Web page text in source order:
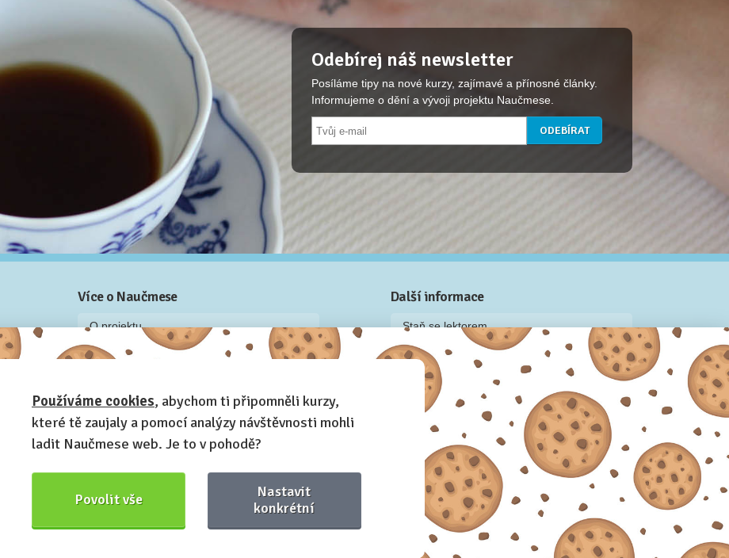
Odebírej náš newsletter
Posíláme tipy na nové kurzy, zajímavé a přínosné články.
Informujeme o dění a vývoji projektu Naučmese.
Více o Naučmese
O projektu
Blog: recenze z kurzů, rozhovory a články
Příběh Naučmese
Naučmese festivaly
Náš systém pro vaši firmu
Prostory pro pořádání kurzů
Kontakt a fakturační údaje
Další informace
Staň se lektorem
Video: Jak připravit kurz na Naučmese
Často kladené dotazy
Dárkové poukazy
Podmínky užívání
Obchodní podmínky
Zásady používání cookie souborů
Pravidla ochrany osobních údajů
Používáme cookies, abychom ti připomněli kurzy,
které tě zaujaly a pomocí analýzy návštěvnosti mohli
ladit Naučmese web. Je to v pohodě?
Povolit vše
Nastavit
konkrétní